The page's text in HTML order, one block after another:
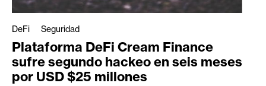
DeFi Seguridad
Plataforma DeFi Cream Finance
sufre segundo hackeo en seis meses
por USD $25 millones